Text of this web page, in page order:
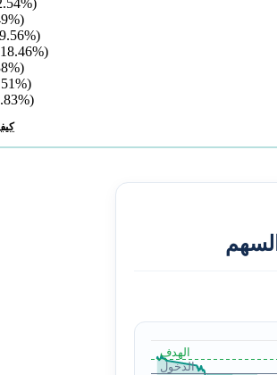
الهدف
الدخول